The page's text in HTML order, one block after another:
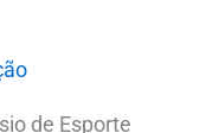
de Esporte